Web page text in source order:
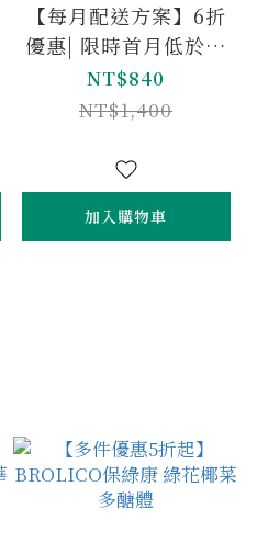
【每月配送方案】6折
優惠| 限時首月低於半
價，只要$650(結帳頁
自動折抵) | COCOFL
NT$840
NT$1,400
加入購物車